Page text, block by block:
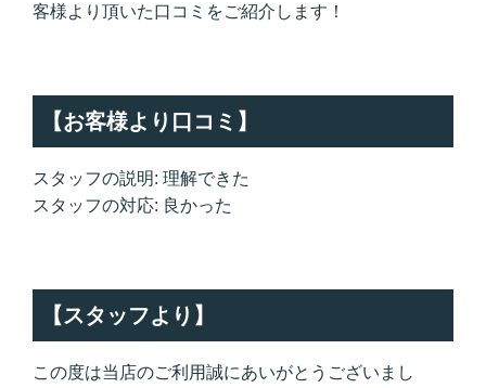
客様より頂いた口コミをご紹介します！
【お客様より口コミ】
スタッフの説明: 理解できた
スタッフの対応: 良かった
【スタッフより】
この度は当店のご利用誠にあいがとうございまし